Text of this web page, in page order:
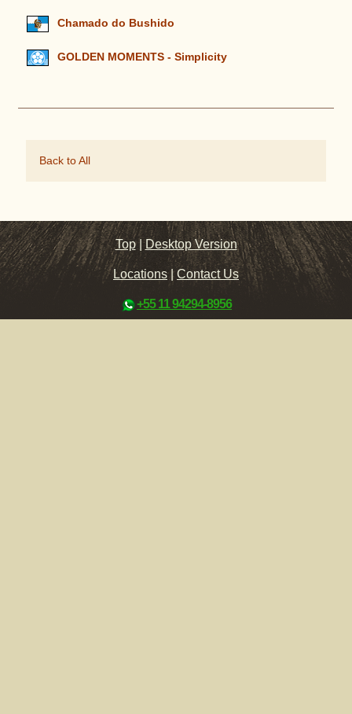
Chamado do Bushido
GOLDEN MOMENTS - Simplicity
Back to All
Top |Desktop Version
Locations|Contact Us
+55 11 94294-8956